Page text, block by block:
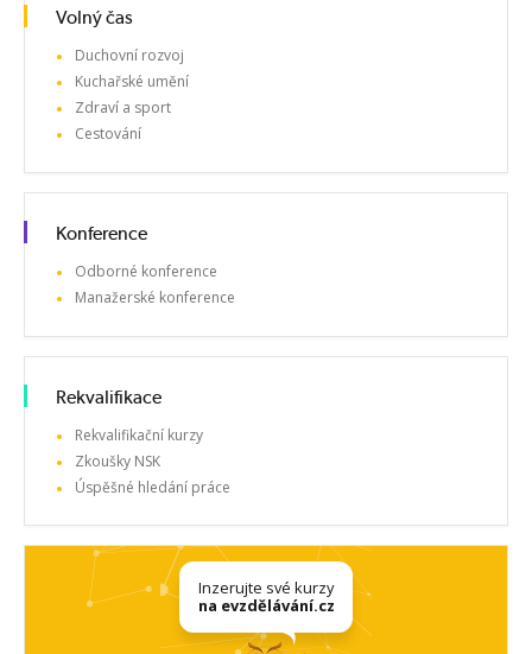
Volný čas
Duchovní rozvoj
Kuchařské umění
Zdraví a sport
Cestování
Konference
Odborné konference
Manažerské konference
Rekvalifikace
Rekvalifikační kurzy
Zkoušky NSK
Úspěšné hledání práce
Inzerujte své kurzy
na evzdělávání.cz